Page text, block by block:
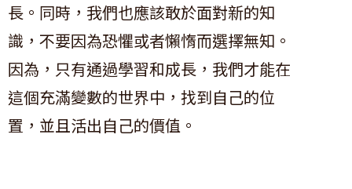
長。同時，我們也應該敢於面對新的知
識，不要因為恐懼或者懶惰而選擇無知。
因為，只有通過學習和成長，我們才能在
這個充滿變數的世界中，找到自己的位
置，並且活出自己的價值。